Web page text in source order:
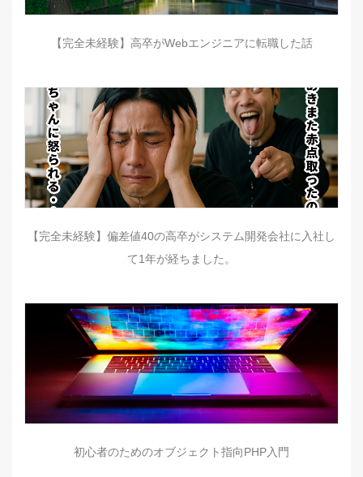
【完全未経験】高卒がWebエンジニアに転職した話
【完全未経験】偏差値40の高卒がシステム開発会社に入社し
て1年が経ちました。
初心者のためのオブジェクト指向PHP入門